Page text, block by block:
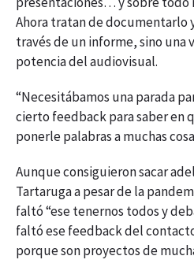
Ahora tratan de documentarlo
través de un informe, sino una
potencia del audiovisual.
“Necesitábamos una parada
cierto feedback para saber en
ponerle palabras a muchas
Aunque consiguieron sacar
Tartaruga a pesar de la
faltó “ese tenernos todos y
faltó ese feedback del
porque son proyectos de